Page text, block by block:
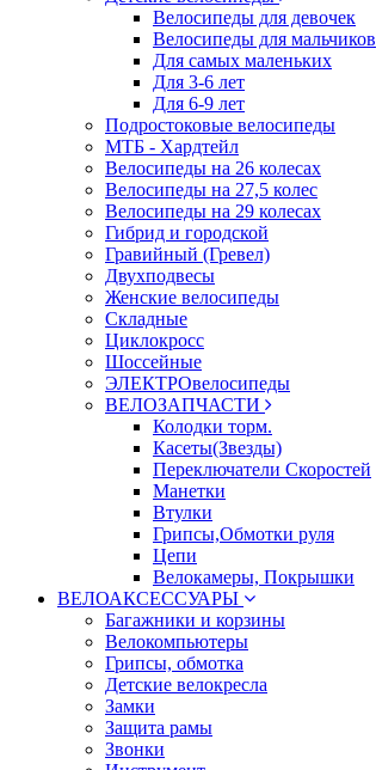
Велосипеды для девочек
Велосипеды для мальчиков
Для самых маленьких
Для 3-6 лет
Для 6-9 лет
Подростоковые велосипеды
МТБ - Хардтейл
Велосипеды на 26 колесах
Велосипеды на 27,5 колес
Велосипеды на 29 колесах
Гибрид и городской
Гравийный (Гревел)
Двухподвесы
Женские велосипеды
Складные
Циклокросс
Шоссейные
ЭЛЕКТРОвелосипеды
ВЕЛОЗАПЧАСТИ
Колодки торм.
Касеты(Звезды)
Переключатели Скоростей
Манетки
Втулки
Грипсы,Обмотки руля
Цепи
Велокамеры, Покрышки
ВЕЛОАКСЕССУАРЫ
Багажники и корзины
Велокомпьютеры
Грипсы, обмотка
Детские велокресла
Замки
Защита рамы
Звонки